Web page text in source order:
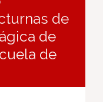
de
de
de